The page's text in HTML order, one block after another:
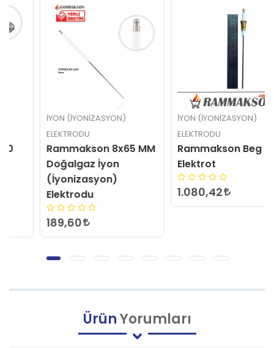
İYON (İYONIZASYON)
ELEKTRODU
Rammakson 8x65 MM
Doğalgaz İyon
(İyonizasyon)
Elektrodu
189,60
Ürün
İYON (İYONIZASYON)
ELEKTRODU
Rammakson Beg
Elektrot
1.080,42
ÜrünYorumları